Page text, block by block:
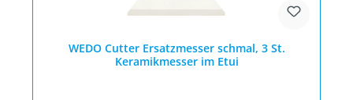
WEDO Cutter Ersatzmesser schmal, 3 St.
Keramikmesser im Etui